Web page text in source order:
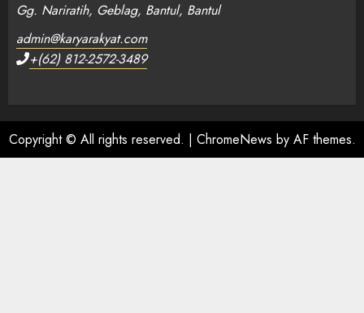
Gg. Nariratih, Geblag, Bantul, Bantul
admin@karyarakyat.com
+(62) 812-2572-3489
Copyright © All rights reserved. | ChromeNews by AF themes.